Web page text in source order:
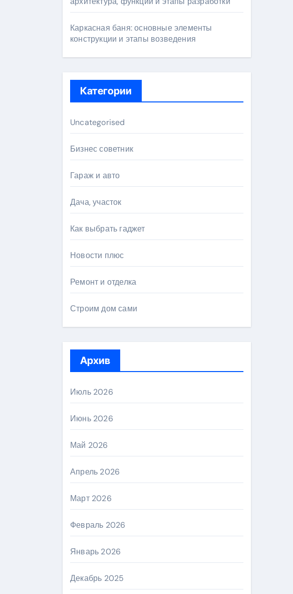
Каркасная баня: основные элементы
конструкции и этапы возведения
Категории
Uncategorised
Бизнес советник
Гараж и авто
Дача, участок
Как выбрать гаджет
Новости плюс
Ремонт и отделка
Строим дом сами
Архив
Июль 2026
Июнь 2026
Май 2026
Апрель 2026
Март 2026
Февраль 2026
Январь 2026
Декабрь 2025